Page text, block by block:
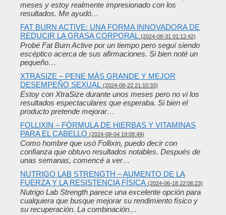
meses y estoy realmente impresionado con los
resultados. Me ayudó…
FAT BURN ACTIVE: UNA FORMA INNOVADORA DE
REDUCIR LA GRASA CORPORAL (2024-08-31 01:12:42)
Probé Fat Burn Active por un tiempo pero seguí siendo
escéptico acerca de sus afirmaciones. Si bien noté un
pequeño…
XTRASIZE – PENE MÁS GRANDE Y MEJOR
DESEMPEÑO SEXUAL (2024-08-22 21:10:33)
Estoy con XtraSize durante unos meses pero no vi los
resultados espectaculares que esperaba. Si bien el
producto pretende mejorar…
FOLLIXIN – FÓRMULA DE HIERBAS Y VITAMINAS
PARA EL CABELLO (2024-08-04 19:08:49)
Como hombre que usó Follixin, puedo decir con
confianza que obtuvo resultados notables. Después de
unas semanas, comencé a ver…
NUTRIGO LAB STRENGTH – AUMENTO DE LA
FUERZA Y ​​LA RESISTENCIA FÍSICA (2024-06-18 22:06:23)
Nutrigo Lab Strength parece una excelente opción para
cualquiera que busque mejorar su rendimiento físico y
su recuperación. La combinación…